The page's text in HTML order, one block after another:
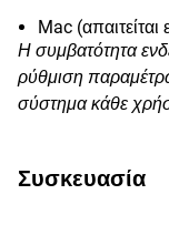
Mac
Η συμβατότητα
ρύθμιση
σύστημα κάθε
Συσκευασία